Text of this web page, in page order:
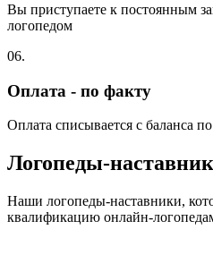
Вы приступаете к постоянным
логопедом
06.
Оплата - по факту
Оплата списывается с баланса
Логопеды-
Наши логопеды-наставники,
квалификацию онлайн-